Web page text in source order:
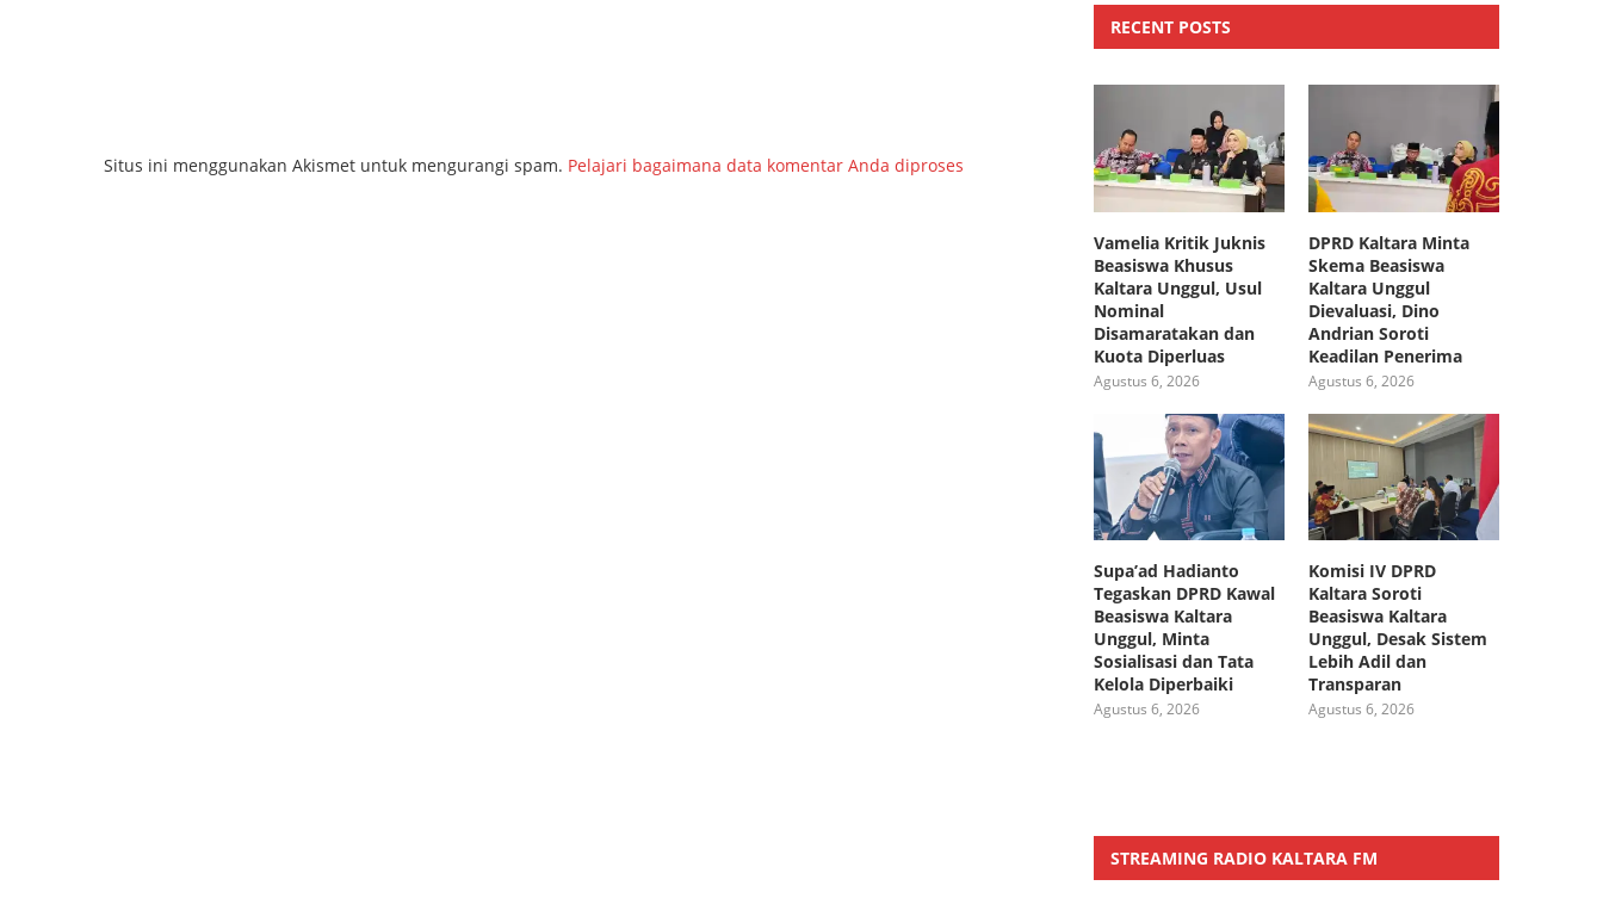
Situs ini menggunakan Akismet untuk mengurangi spam. Pelajari bagaimana data komentar Anda diproses
RECENT POSTS
Vamelia Kritik Juknis
Beasiswa Khusus
Kaltara Unggul, Usul
Nominal
Disamaratakan dan
Kuota Diperluas
Agustus 6, 2026
DPRD Kaltara Minta
Skema Beasiswa
Kaltara Unggul
Dievaluasi, Dino
Andrian Soroti
Keadilan Penerima
Agustus 6, 2026
Supa’ad Hadianto
Tegaskan DPRD Kawal
Beasiswa Kaltara
Unggul, Minta
Sosialisasi dan Tata
Kelola Diperbaiki
Agustus 6, 2026
Komisi IV DPRD
Kaltara Soroti
Beasiswa Kaltara
Unggul, Desak Sistem
Lebih Adil dan
Transparan
Agustus 6, 2026
STREAMING RADIO KALTARA FM